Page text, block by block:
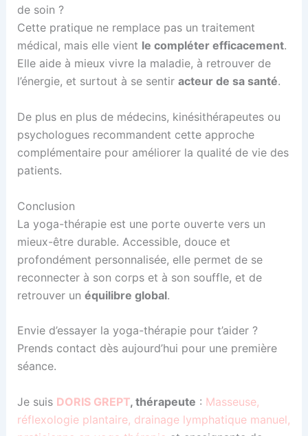
de soin ?
Cette pratique ne remplace pas un traitement
médical, mais elle vient le compléter efficacement.
Elle aide à mieux vivre la maladie, à retrouver de
l’énergie, et surtout à se sentir acteur de sa santé.
De plus en plus de médecins, kinésithérapeutes ou
psychologues recommandent cette approche
complémentaire pour améliorer la qualité de vie des
patients.
Conclusion
La yoga-thérapie est une porte ouverte vers un
mieux-être durable. Accessible, douce et
profondément personnalisée, elle permet de se
reconnecter à son corps et à son souffle, et de
retrouver un équilibre global.
Envie d’essayer la yoga-thérapie pour t’aider ?
Prends contact dès aujourd’hui pour une première
séance.
Je suis DORIS GREPT, thérapeute : Masseuse,
réflexologie plantaire, drainage lymphatique manuel,